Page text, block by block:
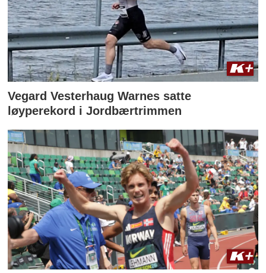
Vegard Vesterhaug Warnes satte
løyperekord i Jordbærtrimmen